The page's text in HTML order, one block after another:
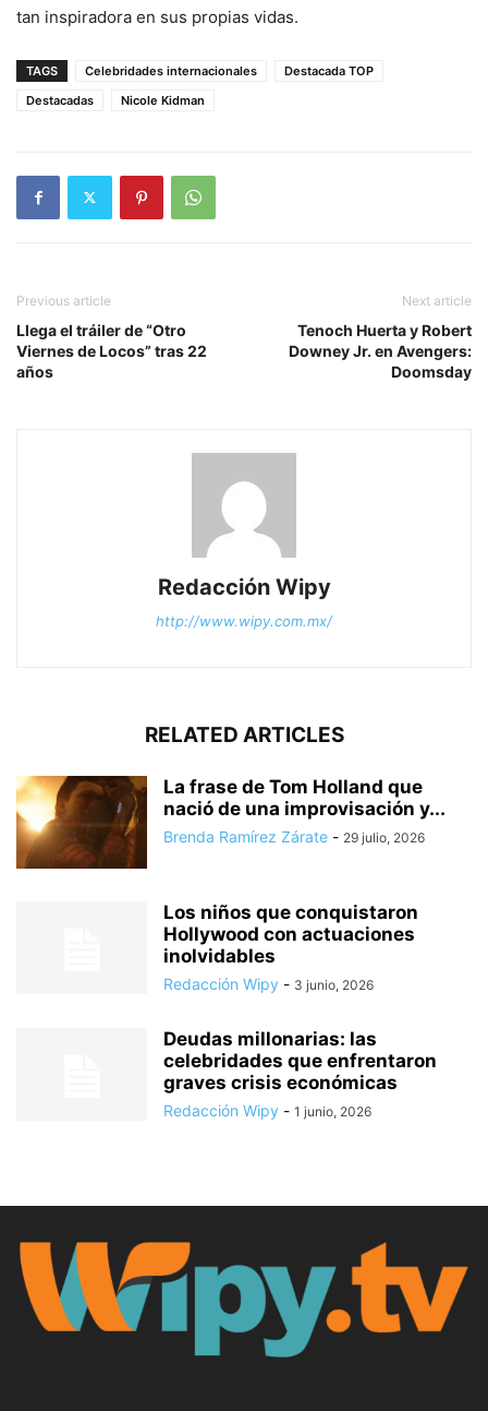
tan inspiradora en sus propias vidas.
TAGS Celebridades internacionales
Destacada TOP
Destacadas
Nicole Kidman
Previous article
Llega el tráiler de “Otro
Viernes de Locos” tras 22
años
Next article
Tenoch Huerta y Robert
Downey Jr. en Avengers:
Doomsday
Redacción Wipy
http://www.wipy.com.mx/
RELATED ARTICLES
La frase de Tom Holland que
nació de una improvisación y...
Brenda Ramírez Zárate - 29 julio, 2026
Los niños que conquistaron
Hollywood con actuaciones
inolvidables
Redacción Wipy - 3 junio, 2026
Deudas millonarias: las
celebridades que enfrentaron
graves crisis económicas
Redacción Wipy - 1 junio, 2026